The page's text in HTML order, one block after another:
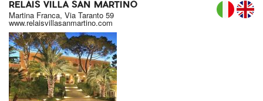
IT
RELAIS VILLA SAN MARTINO
Martina Franca, Via Taranto 59
www.relaisvillasanmartino.com